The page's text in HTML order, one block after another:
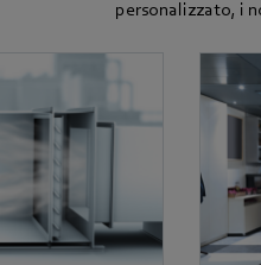
personalizzato, i